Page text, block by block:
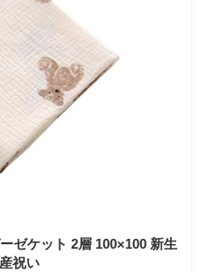
ゼケット 2層 100×100 新生
祝い